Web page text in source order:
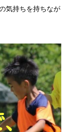
気持ちを持ちなが